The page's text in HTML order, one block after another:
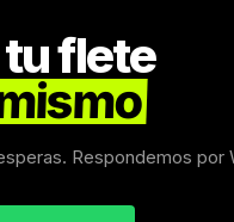
flete
Respondemos por